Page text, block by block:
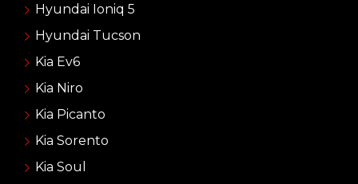
Hyundai Ioniq 5
Hyundai Tucson
Kia Ev6
Kia Niro
Kia Picanto
Kia Sorento
Kia Soul